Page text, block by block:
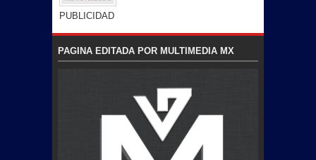
PUBLICIDAD
PAGINA EDITADA POR MULTIMEDIA MX